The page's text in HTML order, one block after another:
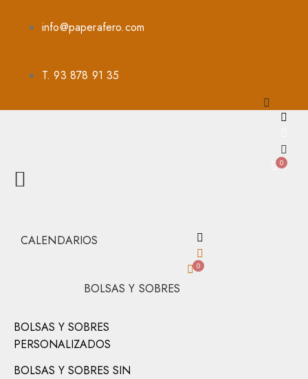
info@paperafero.com
T. 93 878 91 35
0
0
CALENDARIOS
BOLSAS Y SOBRES
BOLSAS Y SOBRES
PERSONALIZADOS
BOLSAS Y SOBRES SIN